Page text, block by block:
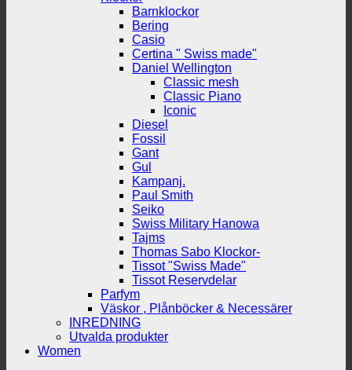
Barnklockor
Bering
Casio
Certina " Swiss made"
Daniel Wellington
Classic mesh
Classic Piano
Iconic
Diesel
Fossil
Gant
Gul
Kampanj.
Paul Smith
Seiko
Swiss Military Hanowa
Tajms
Thomas Sabo Klockor-
Tissot "Swiss Made"
Tissot Reservdelar
Parfym
Väskor , Plånböcker & Necessärer
INREDNING
Utvalda produkter
Women